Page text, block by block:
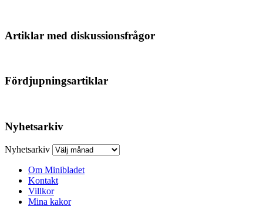
Artiklar med diskussionsfrågor
Fördjupningsartiklar
Nyhetsarkiv
Nyhetsarkiv
Om Minibladet
Kontakt
Villkor
Mina kakor